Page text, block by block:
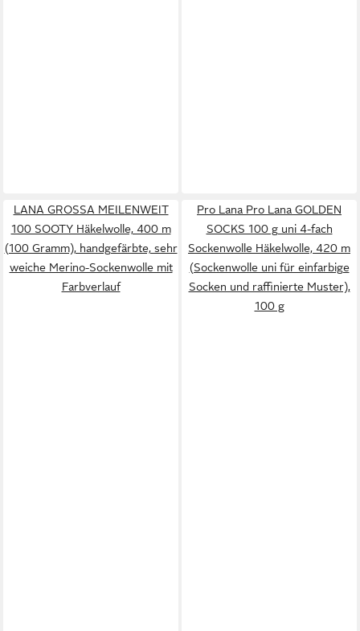
LANA GROSSA MEILENWEIT
100 SOOTY Häkelwolle, 400 m
(100 Gramm), handgefärbte, sehr
weiche Merino-Sockenwolle mit
Farbverlauf
Pro Lana Pro Lana GOLDEN
SOCKS 100 g uni 4-fach
Sockenwolle Häkelwolle, 420 m
(Sockenwolle uni für einfarbige
Socken und raffinierte Muster),
100 g